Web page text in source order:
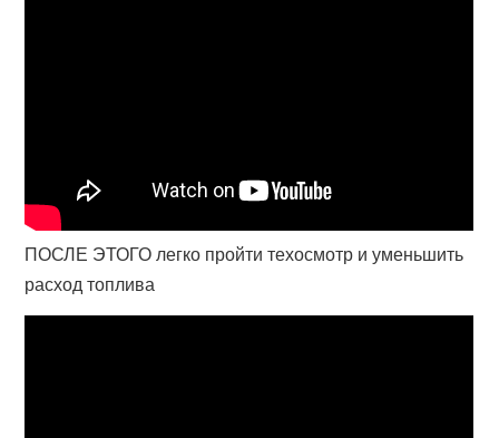
ПОСЛЕ ЭТОГО легко пройти техосмотр и уменьшить
расход топлива